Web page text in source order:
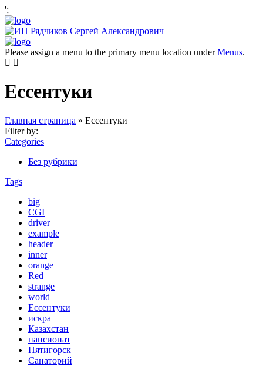
';
Please assign a menu to the primary menu location underMenus.
Ессентуки
Главная страница » Ессентуки
Filter by:
Categories
Без рубрики
Tags
big
CGI
driver
example
header
inner
orange
Red
strange
world
Ессентуки
искра
Казахстан
пансионат
Пятигорск
Санаторий